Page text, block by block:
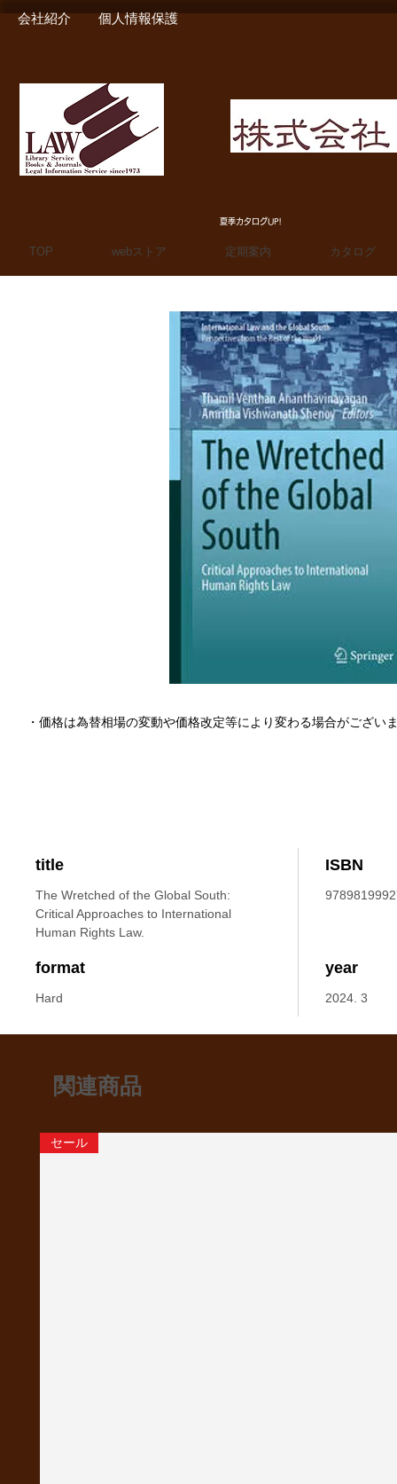
会社紹介 個人情報保護
夏季カタログUP!
TOP webストア 定期案内 カタログ
title
The Wretched of the Global South:
Critical Approaches to International
Human Rights Law.
ISBN
format
Hard
year
2024. 3
・価格は為替相場の変動や価格改定等により変わる場合がござい
関連商品
セール